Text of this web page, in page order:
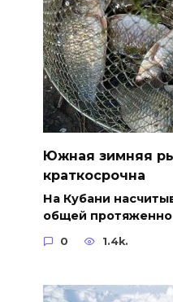
Южная зимняя
краткосрочна
На Кубани
общей
0 1.4k.